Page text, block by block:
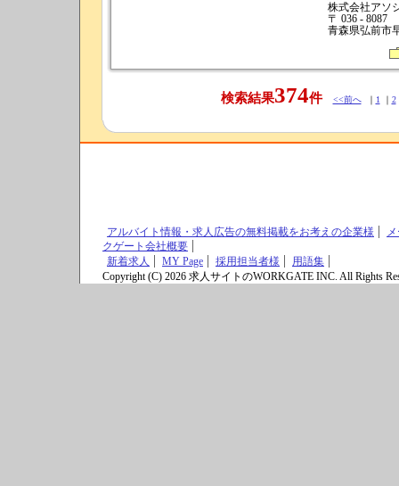
株式会社アソ
〒 036 - 8087
青森県弘前市
検索結果374件 <<前へ｜ 1 ｜ 2
アルバイト情報・求人広告の無料掲載をお考えの企業様
クゲート会社概要
新着求人
MY Page 採用担当者様
用語集
Copyright (C) 2026 求人サイトのWORKGATE INC. All Rights